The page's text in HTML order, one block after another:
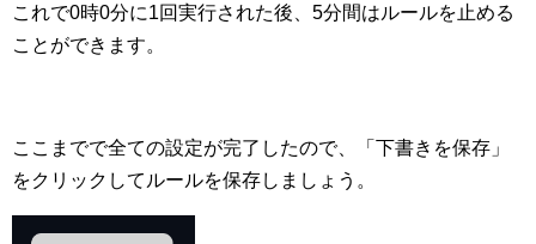
これで0時0分に1回実行された後、5分間はルールを止める
ことができます。
ここまでで全ての設定が完了したので、「下書きを保存」
をクリックしてルールを保存しましょう。